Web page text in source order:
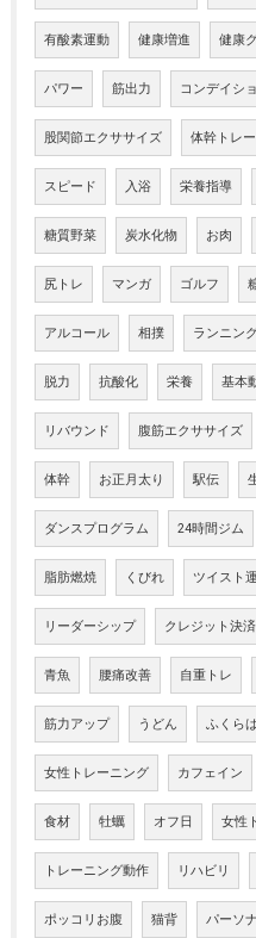
有酸素運動 健康増進 健康
パワー 筋出力 コンデイシ
股関節エクササイズ 体幹トレ
スピード 入浴 栄養指導
糖質野菜 炭水化物 お肉
尻トレ マンガ ゴルフ
アルコール 相撲 ランニン
脱力 抗酸化 栄養 基本
リバウンド 腹筋エクササイズ
体幹 お正月太り 駅伝
ダンスプログラム 24時間ジム
脂肪燃焼 くびれ ツイスト
リーダーシップ クレジット決済
青魚 腰痛改善 自重トレ
筋力アップ うどん ふくら
女性トレーニング カフェイン
食材 牡蠣 オフ日 女性
トレーニング動作 リハビリ
ポッコリお腹 猫背 パーソ